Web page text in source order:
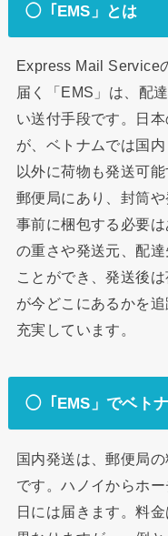
◯「EMS」とは
Express Mail Service
届く「EMS」は、配
い送付手段です。日
が、ベトナムでは国
以外に荷物も発送可
郵便局にあり、封筒
事前に梱包する必要
の重さや発送元、配
ことができ、発送後
が今どこにあるかを
充実しています。
◯「EMS」でベト
国内発送は、郵便局
です。ハノイからホ
日には届きます。料